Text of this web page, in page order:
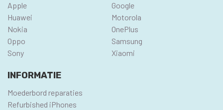
Apple
Google
Huawei
Motorola
Nokia
OnePlus
Oppo
Samsung
Sony
Xiaomi
INFORMATIE
Moederbord reparaties
Refurbished iPhones